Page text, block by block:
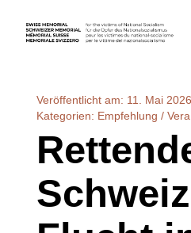
Inhalt
Veröffentlicht am: 11. Mai 2026
Kategorien: Empfehlung /